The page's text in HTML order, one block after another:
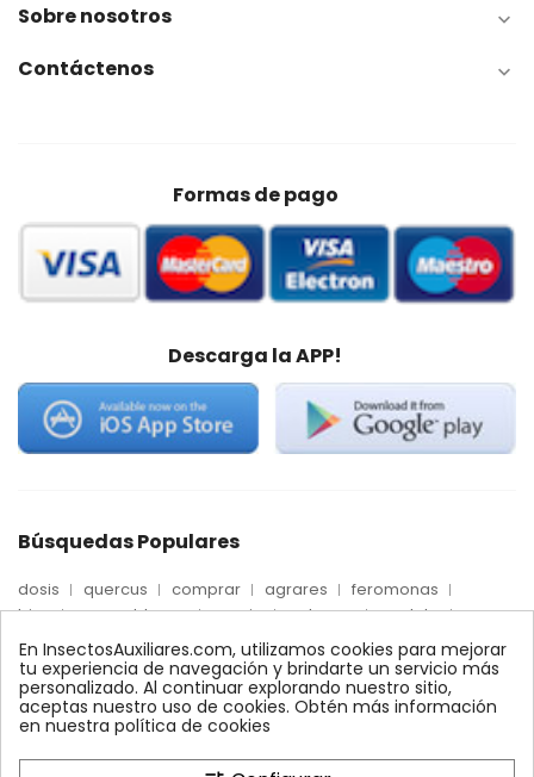
Sobre nosotros 
Contáctenos 
Formas de pago
Descarga la APP!
Búsquedas Populares
dosis quercus comprar agrares
feromonas
trips
mosca blanca precio palmera
quelato
Econex
control amblyseius araña roja
max
nido encinas alcornoques
conector
xilemax
foresta monitoreo ynject
fertinyect
bioline
robles conectores
ecologico
control biologico
En InsectosAuxiliares.com, utilizamos cookies para mejorar
tu experiencia de navegación y brindarte un servicio más
personalizado. Al continuar explorando nuestro sitio,
aceptas nuestro uso de cookies. Obtén más información
en nuestra política de cookies